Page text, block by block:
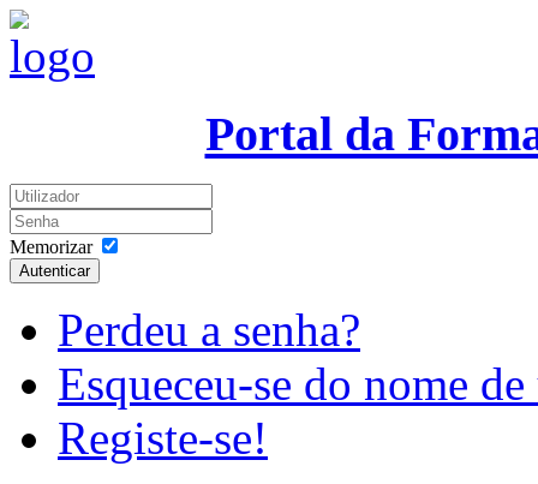
Portal da
Memorizar
Autenticar
Perdeu a senha?
Esqueceu-se do nome
Registe-se!